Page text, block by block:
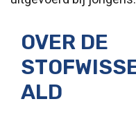
OVER DE
ALD